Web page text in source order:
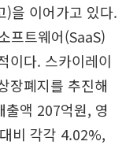
)을 이어가고 있다.
프트웨어(SaaS)
이다. 스카이레이
장폐지를 추진해
출액 207억원, 영
비 각각 4.02%,